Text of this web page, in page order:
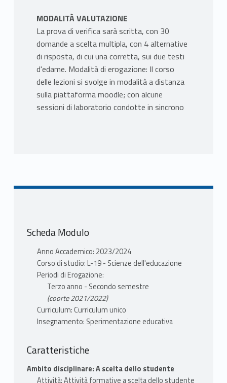
MODALITÀ VALUTAZIONE
La prova di verifica sarà scritta, con 30
domande a scelta multipla, con 4 alternative
di risposta, di cui una corretta, sui due testi
d'edame. Modalità di erogazione: Il corso
delle lezioni si svolge in modalità a distanza
sulla piattaforma moodle; con alcune
sessioni di laboratorio condotte in sincrono
Scheda Modulo
Anno Accademico: 2023/2024
Corso di studio: L-19 - Scienze dell'educazione
Periodi di Erogazione:
Terzo anno - Secondo semestre
(coorte 2021/2022)
Curriculum: Curriculum unico
Insegnamento: Sperimentazione educativa
Caratteristiche
Ambito disciplinare: A scelta dello studente
Attività: Attività formative a scelta dello studente